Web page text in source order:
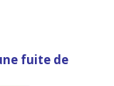
fuite de